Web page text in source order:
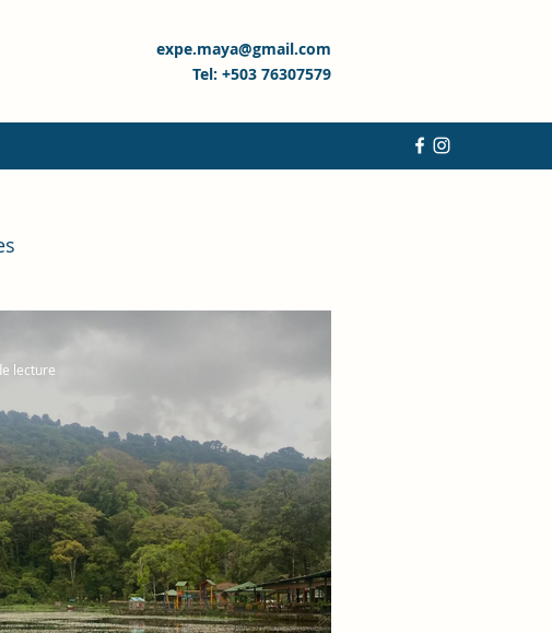
expe.maya@gmail.com
Tel: +503 76307579
El Salvador
Célébrations
lecture